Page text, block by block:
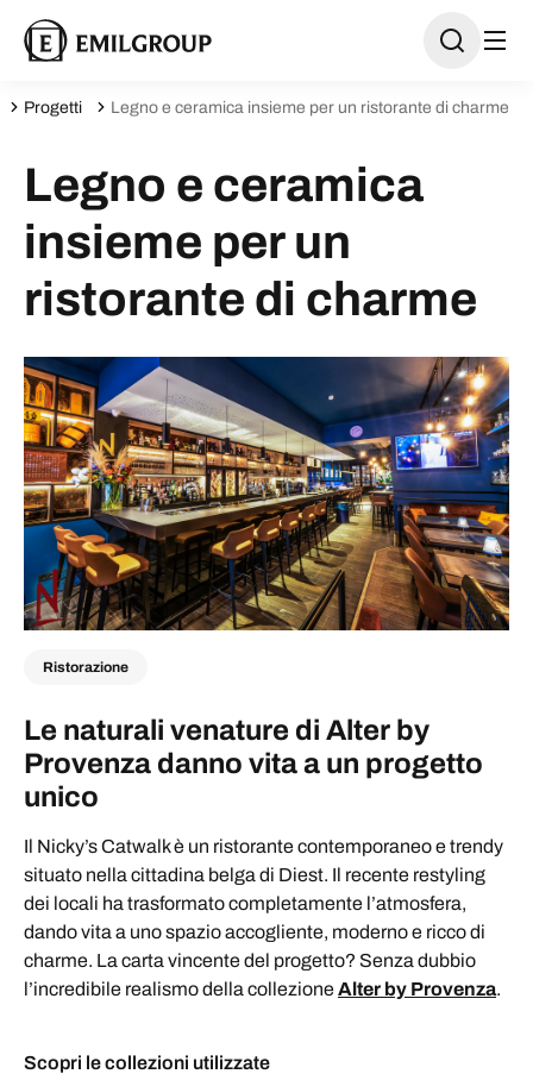
Progetti Legno e ceramica insieme per un ristorante di charme
Legno e ceramica
insieme per un
ristorante di charme
Ristorazione
Le naturali venature di Alter by
Provenza danno vita a un progetto
unico
Il Nicky’s Catwalk è un ristorante contemporaneo e trendy
situato nella cittadina belga di Diest. Il recente restyling
dei locali ha trasformato completamente l’atmosfera,
dando vita a uno spazio accogliente, moderno e ricco di
charme. La carta vincente del progetto? Senza dubbio
l’incredibile realismo della collezioneAlter by Provenza.
Scopri le collezioni utilizzate